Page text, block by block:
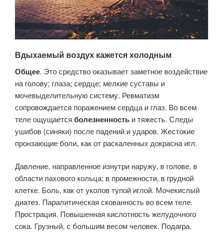
Вдыхаемый воздух кажется холодным
Общее. Это средство оказывает заметное воздействие
на голову; глаза; сердце; мелкие суставы и
мочевыделительную систему. Ревматизм
сопровождается поражением сердца и глаз. Во всем
теле ощущается болезненность и тяжесть. Следы
ушибов (синяки) после падений и ударов. Жестокие
пронзающие боли, как от раскаленных докрасна игл.
Давление, направленное изнутри наружу, в голове, в
области пахового кольца; в промежности, в грудной
клетке. Боль, как от уколов тупой иглой. Мочекислый
диатез. Паралитическая скованность во всем теле.
Прострация. Повышенная кислотность желудочного
сока. Грузный, с большим весом человек. Подагра.